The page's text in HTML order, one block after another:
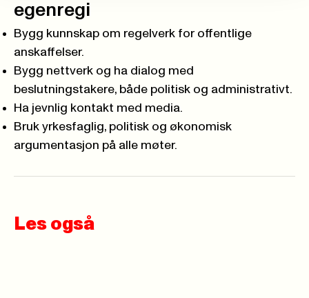
egenregi
Bygg kunnskap om regelverk for offent­lige
anskaffelser.
Bygg nettverk og ha dialog med
beslutningstakere, både politisk og admini­strativt.
Ha jevnlig kontakt med media.
Bruk yrkesfaglig, politisk og økonomisk
argumentasjon på alle møter.
Les også